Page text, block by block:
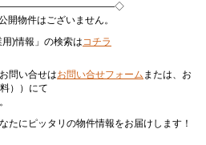
開物件はございません。
)情報」の検索はコチラ
問い合せはお問い合せフォーム または、お
））にて
にピッタリの物件情報をお届けします！